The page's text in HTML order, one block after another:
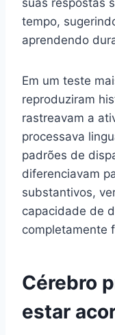
suas respostas
tempo,
aprendendo
Em um teste
reproduziram
rastreavam a
processava
padrões de
diferenciavam
substantivos,
capacidade de
completamente
Cérebro
estar